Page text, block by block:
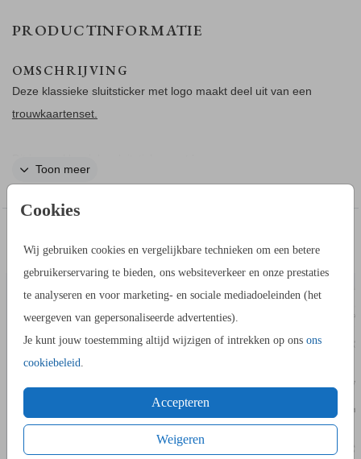
Cookies
Wij gebruiken cookies en vergelijkbare technieken om een betere
gebruikerservaring te bieden, ons websiteverkeer en onze prestaties
te analyseren en voor marketing- en sociale mediadoeleinden (het
weergeven van gepersonaliseerde advertenties).
Je kunt jouw toestemming altijd wijzigen of intrekken op ons ons
cookiebeleid
Accepteren
Weigeren
PRODUCTINFORMATIE
OMSCHRIJVING
Deze klassieke sluitsticker met logo maakt deel uit van een
trouwkaartenset.
Toon meer
BESTELLEN